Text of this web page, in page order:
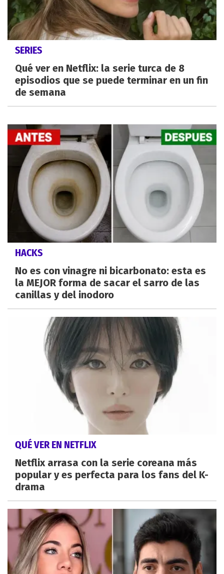
SERIES
Qué ver en Netflix: la serie turca de 8
episodios que se puede terminar en un fin
de semana
HACKS
No es con vinagre ni bicarbonato: esta es
la MEJOR forma de sacar el sarro de las
canillas y del inodoro
QUÉ VER EN NETFLIX
Netflix arrasa con la serie coreana más
popular y es perfecta para los fans del K-
drama